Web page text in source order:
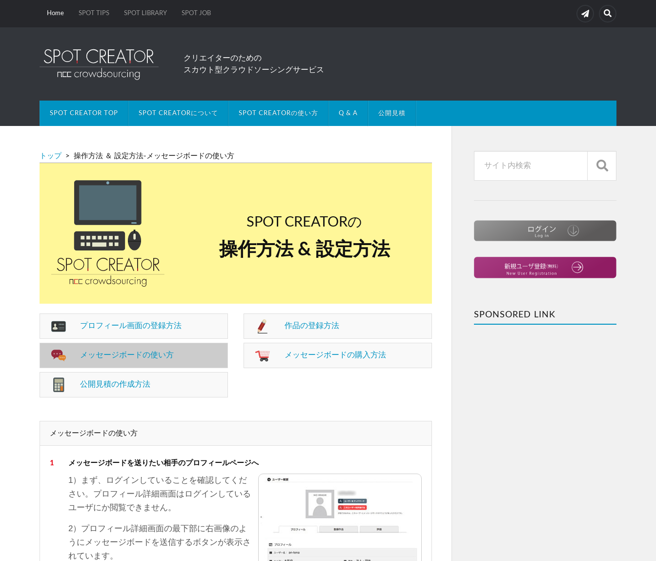
Home SPOT TIPS SPOT LIBRARY SPOT JOB
クリエイターのための
スカウト型クラウドソーシングサービス
SPOT CREATOR TOP SPOT CREATORについて SPOT CREATORの使い方 Q & A 公開見積
トップ> 操作方法 ＆ 設定方法-メッセージボードの使い方
SPOT CREATORの
操作方法 & 設定方法
プロフィール画面の登録方法 作品の登録方法
メッセージボードの使い方 メッセージボードの購入方法
公開見積の作成方法
メッセージボードの使い方
1 メッセージボードを送りたい相手のプロフィールページへ
1）まず、ログインしていることを確認してくだ
さい。プロフィール詳細画面はログインしている
ユーザにか閲覧できません。
2）プロフィール詳細画面の最下部に右画像のよ
うにメッセージボードを送信するボタンが表示さ
れています。
SPONSORED LINK